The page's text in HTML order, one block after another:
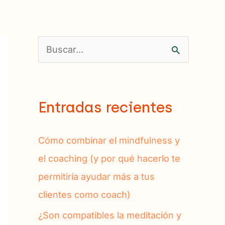
c
r
p
o
r
:
Entradas recientes
Cómo combinar el mindfulness y
el coaching (y por qué hacerlo te
permitiría ayudar más a tus
clientes como coach)
¿Son compatibles la meditación y